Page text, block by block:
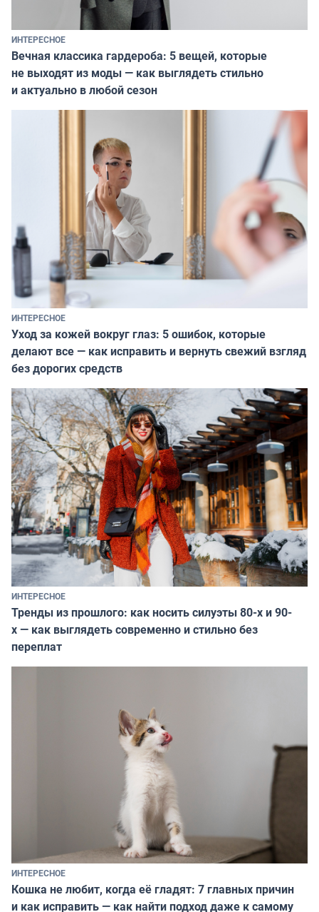
ИНТЕРЕСНОЕ
Вечная классика гардероба: 5 вещей, которые
не выходят из моды — как выглядеть стильно
и актуально в любой сезон
ИНТЕРЕСНОЕ
Уход за кожей вокруг глаз: 5 ошибок, которые
делают все — как исправить и вернуть свежий взгляд
без дорогих средств
ИНТЕРЕСНОЕ
Тренды из прошлого: как носить силуэты 80-х и 90-
х — как выглядеть современно и стильно без
переплат
ИНТЕРЕСНОЕ
Кошка не любит, когда её гладят: 7 главных причин
и как исправить — как найти подход даже к самому